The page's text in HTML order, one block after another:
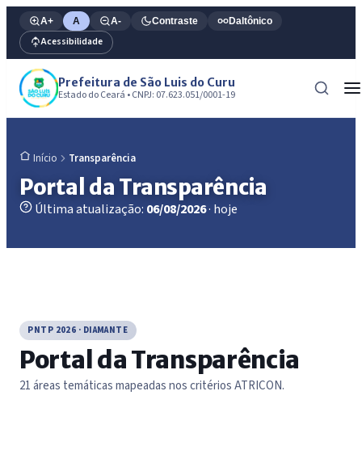
A+ A A- Contraste Daltônico
Acessibilidade
Prefeitura de São Luis do Curu
Estado do Ceará • CNPJ: 07.623.051/0001-19
Início Transparência
Portal da Transparência
Última atualização: 06/08/2026· hoje
PNTP 2026 · DIAMANTE
Portal da Transparência
21 áreas temáticas mapeadas nos critérios ATRICON.